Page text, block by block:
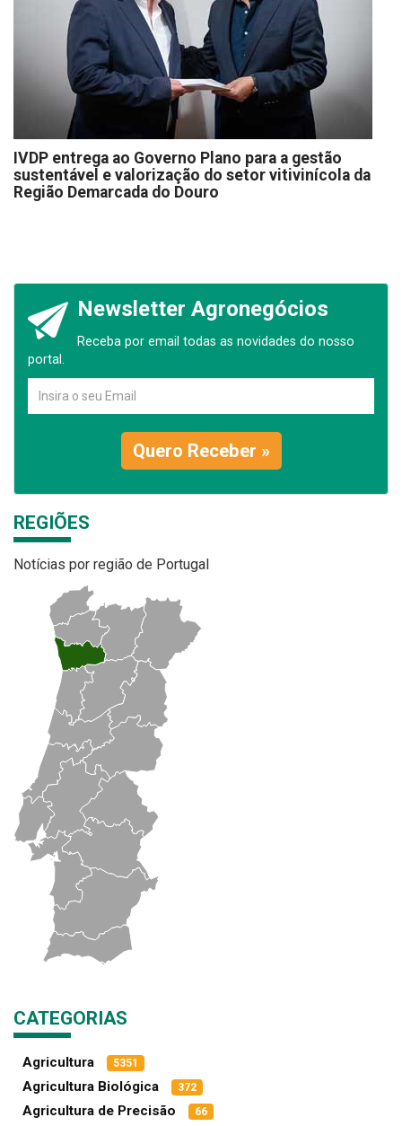
IVDP entrega ao Governo Plano para a gestão
sustentável e valorização do setor vitivinícola da
Região Demarcada do Douro
Newsletter Agronegócios
Receba por email todas as novidades do nosso
portal.
Quero Receber »
REGIÕES
Notícias por região de Portugal
CATEGORIAS
Agricultura 5351
Agricultura Biológica 372
Agricultura de Precisão 66